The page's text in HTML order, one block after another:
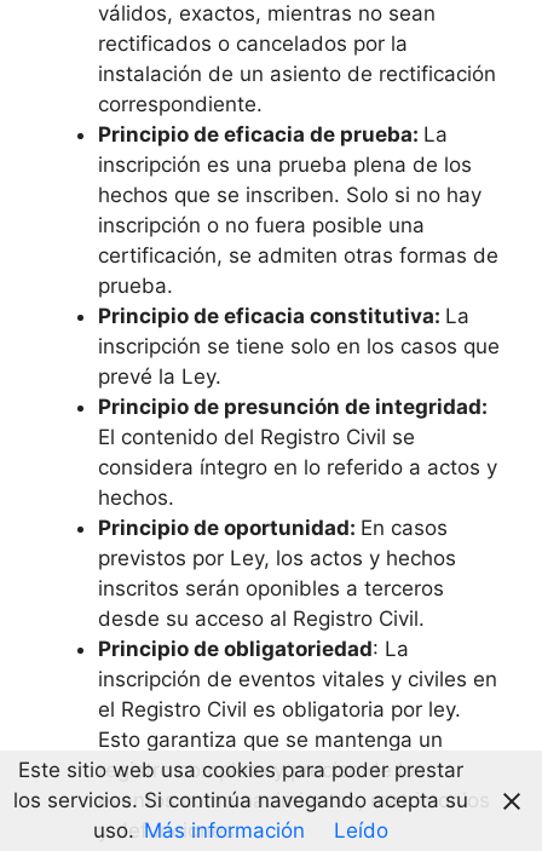
válidos, exactos, mientras no sean
rectificados o cancelados por la
instalación de un asiento de rectificación
correspondiente.
Principio de eficacia de prueba: La
inscripción es una prueba plena de los
hechos que se inscriben. Solo si no hay
inscripción o no fuera posible una
certificación, se admiten otras formas de
prueba.
Principio de eficacia constitutiva: La
inscripción se tiene solo en los casos que
prevé la Ley.
Principio de presunción de integridad:
El contenido del Registro Civil se
considera íntegro en lo referido a actos y
hechos.
Principio de oportunidad: En casos
previstos por Ley, los actos y hechos
inscritos serán oponibles a terceros
desde su acceso al Registro Civil.
Principio de obligatoriedad: La
inscripción de eventos vitales y civiles en
el Registro Civil es obligatoria por ley.
Esto garantiza que se mantenga un
registro completo y preciso de los
eventos como nacimientos, matrimonios
y defunciones.
Este sitio web usa cookies para poder prestar
los servicios. Si continúa navegando acepta su
uso. Más información Leído